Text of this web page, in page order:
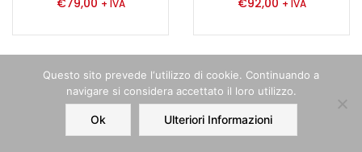
Home Order Account
€79,00 + IVA
€92,00 + IVA
Questo sito prevede l‘utilizzo di cookie. Continuando a
navigare si considera accettato il loro utilizzo.
Ok Ulteriori Informazioni